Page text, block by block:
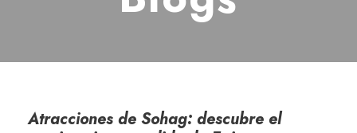
Atracciones de Sohag: descubre el